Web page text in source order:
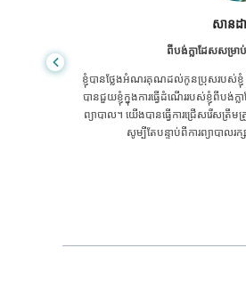
សានដ
ពីបង់ក្លាដែសសម្រា
ខ្ញុំបានថ្លែងអំណរគុណដល់កូនប្រុសរបស់ខ្
បានជួយខ្ញុំក្នុងការធ្វើដំណើររបស់ខ្ញុំពីបង់
ព្យាបាល។ យើងបានធ្វើការជ្រើសរើសត្រឹ
សូម្បីតែបន្ទាប់ពីការព្យាបាល